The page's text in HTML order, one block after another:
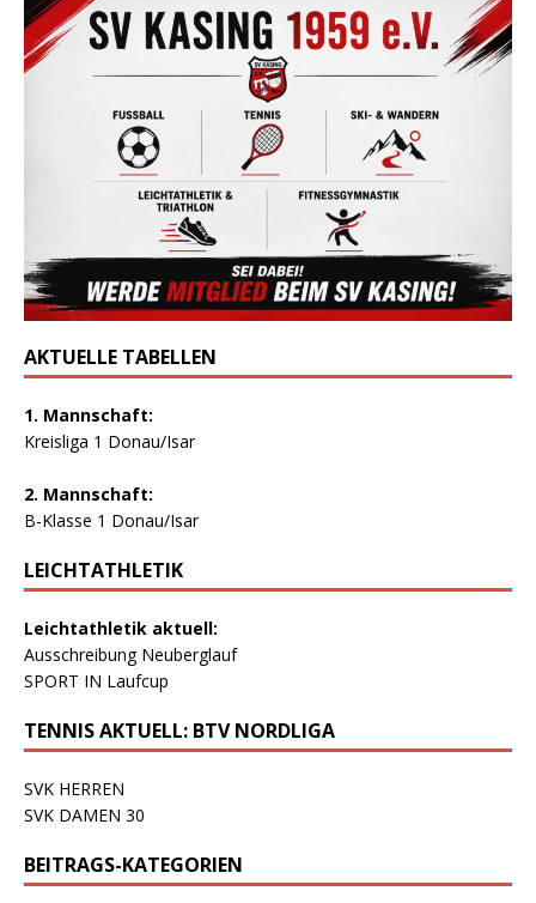
AKTUELLE TABELLEN
1. Mannschaft:
Kreisliga 1 Donau/Isar
2. Mannschaft:
B-Klasse 1 Donau/Isar
LEICHTATHLETIK
Leichtathletik aktuell:
Ausschreibung Neuberglauf
SPORT IN Laufcup
TENNIS AKTUELL: BTV NORDLIGA
SVK HERREN
SVK DAMEN 30
BEITRAGS-KATEGORIEN